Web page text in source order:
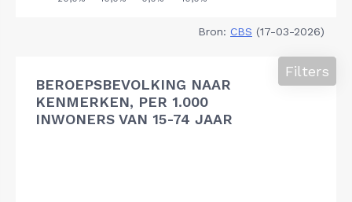
Bron: CBS (17-03-2026)
BEROEPSBEVOLKING NAAR
KENMERKEN, PER 1.000
INWONERS VAN 15-74 JAAR
Filters